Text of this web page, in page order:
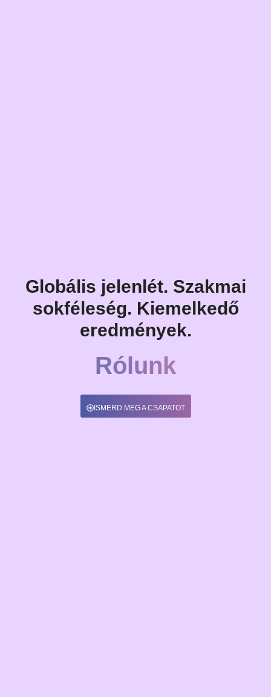
Globális jelenlét. Szakmai
sokféleség. Kiemelkedő
eredmények.
Rólunk
ISMERD MEG A CSAPATOT